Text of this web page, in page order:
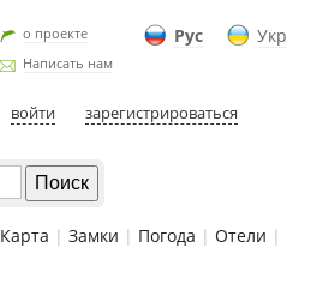
Рус Укр
о проекте
Написать нам
войти зарегистрироваться
Карта | Замки | Погода | Отели |